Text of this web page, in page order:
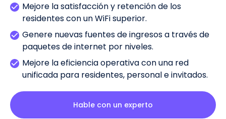
Mejore la satisfacción y retención de los
residentes con un WiFi superior.
Genere nuevas fuentes de ingresos a través de
paquetes de internet por niveles.
Mejore la eficiencia operativa con una red
unificada para residentes, personal e invitados.
Hable con un experto